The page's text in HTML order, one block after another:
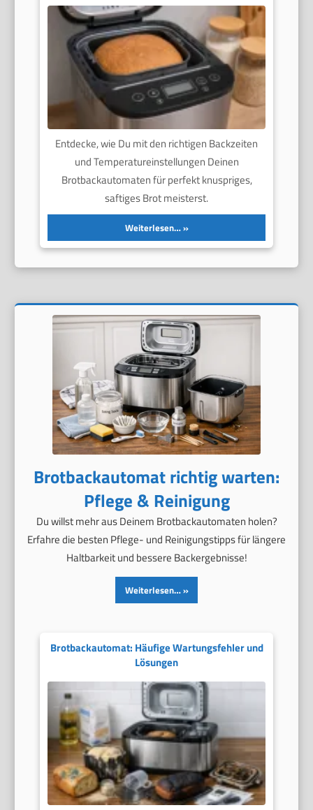
Entdecke, wie Du mit den richtigen Backzeiten
und Temperatureinstellungen Deinen
Brotbackautomaten für perfekt knuspriges,
saftiges Brot meisterst.
Weiterlesen…
Brotbackautomat richtig warten:
Pflege & Reinigung
Du willst mehr aus Deinem Brotbackautomaten holen?
Erfahre die besten Pflege- und Reinigungstipps für längere
Haltbarkeit und bessere Backergebnisse!
Weiterlesen…
Brotbackautomat: Häufige Wartungsfehler und
Lösungen